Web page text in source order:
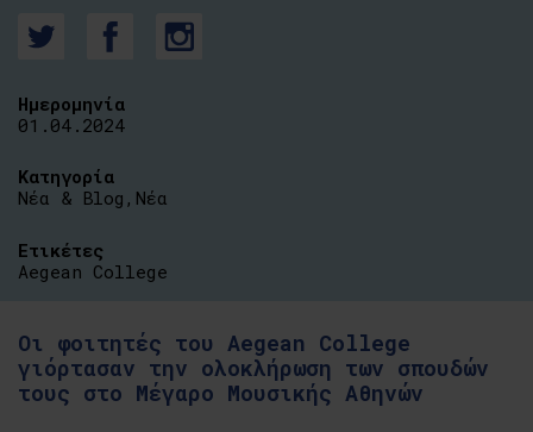
Οι φοιτητές του Aegean College
γιόρτασαν την ολοκλήρωση των σπουδών
τους στο Μέγαρο Μουσικής Αθηνών
Ημερομηνία
01.04.2024
Κατηγορία
Νέα & Blog , Νέα
Ετικέτες
Aegean College